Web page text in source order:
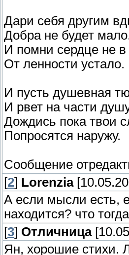
Дари себя другим
Добра не будет
И помни сердце не в
От ленности устало.
И пусть душевная
И рвет на части
Дождись пока твои
Попросятся наружу.
Сообщение
[2] Lorenzia
А если мысли есть,
находится? что
[3] Отличница
Ян, хорошие стихи.